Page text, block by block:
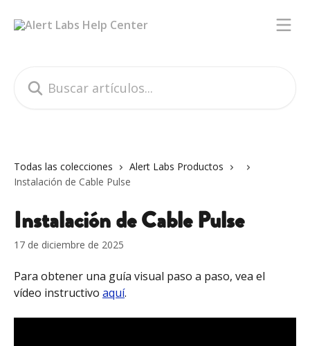
Todas las colecciones
Alert Labs Productos
Instalación de Cable Pulse
Instalación de Cable Pulse
17 de diciembre de 2025
Para obtener una guía visual paso a paso, vea el
vídeo instructivo aquí.